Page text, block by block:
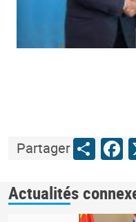
PartagerShare
Actualités